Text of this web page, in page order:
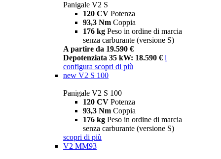
Panigale V2 S
120 CV Potenza
93,3 Nm Coppia
176 kg Peso in ordine di marcia
senza carburante (versione S)
A partire da 19.590 €
Depotenziata 35 kW: 18.590 € i
configura scopri di più
new V2 S 100
Panigale V2 S 100
120 CV Potenza
93,3 Nm Coppia
176 kg Peso in ordine di marcia
senza carburante (versione S)
scopri di più
V2 MM93